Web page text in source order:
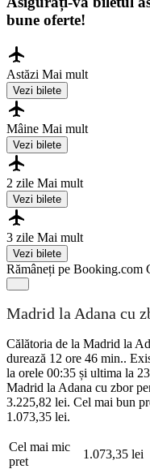
bune oferte!
Astăzi Mai mult
Vezi bilete
Mâine Mai mult
Vezi bilete
2 zile Mai mult
Vezi bilete
3 zile Mai mult
Vezi bilete
Rămâneți pe Booking.com
Madrid la Adana cu
Călătoria de la Madrid la
durează 12 ore 46 min..
la orele 00:35 și ultima la
Madrid la Adana cu zbor
3.225,82 lei. Cel mai bun
1.073,35 lei.
Cel mai mic
pret
1.073,35 lei